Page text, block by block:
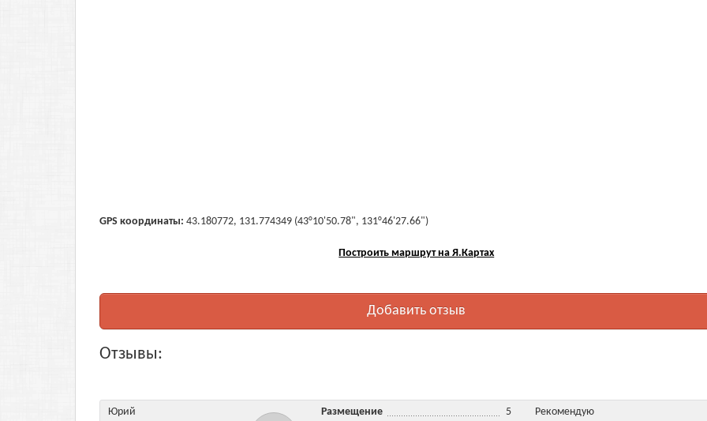
GPS координаты: 43.180772, 131.774349 (43°10'50.78", 131°46'27.66")
Построить маршрут на Я.Картах
Добавить отзыв
Отзывы:
Юрий Размещение
5
Рекомендую